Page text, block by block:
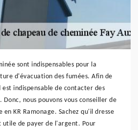
sont indispensables pour la
d'évacuation des fumées. Afin de
indispensable de contacter des
nous pouvons vous conseiller de
KR Ramonage. Sachez qu'il dresse
utile de payer de l'argent. Pour